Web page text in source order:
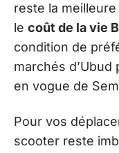
reste la
le coût de la vie
condition de
marchés
en vogue de
Pour vos
scooter reste